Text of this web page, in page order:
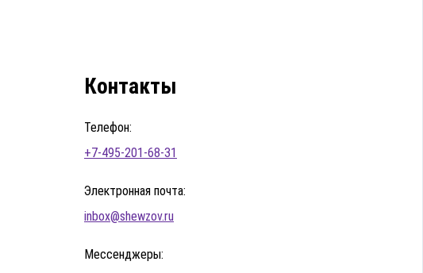
Контакты
Телефон:
+7-495-201-68-31
Электронная почта:
inbox@shewzov.ru
Мессенджеры: